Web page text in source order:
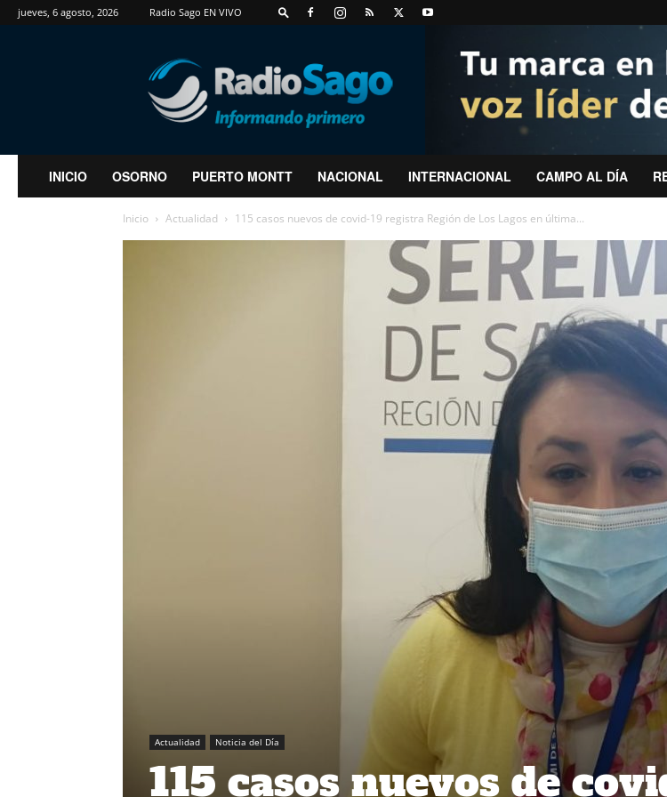
jueves, 6 agosto, 2026 Radio Sago EN VIVO
RadioSago
INICIO OSORNO PUERTO MONTT NACIONAL INTERNACIONAL CAMPO AL DÍA
Inicio Actualidad 115 casos nuevos de covid-19 registra Región de Los Lagos en última...
Actualidad Noticia del Día
115 casos nuevos de